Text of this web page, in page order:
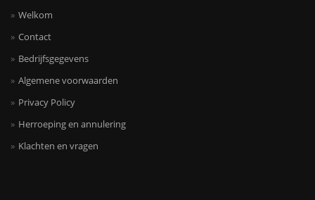
Welkom
Contact
Bedrijfsgegevens
Algemene voorwaarden
Privacy Policy
Herroeping en annulering
Klachten en vragen